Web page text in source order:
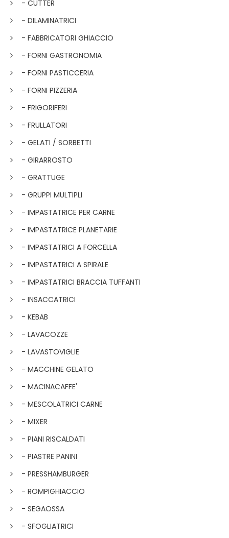
- CUTTER
- DILAMINATRICI
- FABBRICATORI GHIACCIO
- FORNI GASTRONOMIA
- FORNI PASTICCERIA
- FORNI PIZZERIA
- FRIGORIFERI
- FRULLATORI
- GELATI / SORBETTI
- GIRARROSTO
- GRATTUGE
- GRUPPI MULTIPLI
- IMPASTATRICE PER CARNE
- IMPASTATRICE PLANETARIE
- IMPASTATRICI A FORCELLA
- IMPASTATRICI A SPIRALE
- IMPASTATRICI BRACCIA TUFFANTI
- INSACCATRICI
- KEBAB
- LAVACOZZE
- LAVASTOVIGLIE
- MACCHINE GELATO
- MACINACAFFE'
- MESCOLATRICI CARNE
- MIXER
- PIANI RISCALDATI
- PIASTRE PANINI
- PRESSHAMBURGER
- ROMPIGHIACCIO
- SEGAOSSA
- SFOGLIATRICI